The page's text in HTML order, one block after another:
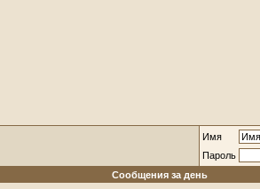
Имя
Пароль
Сообщения за день